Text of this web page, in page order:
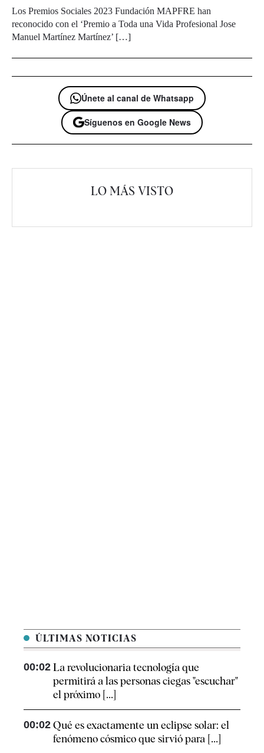
Los Premios Sociales 2023 Fundación MAPFRE han
reconocido con el ‘Premio a Toda una Vida Profesional Jose
Manuel Martínez Martínez’ […]
Únete al canal de Whatsapp
Síguenos en Google News
LO MÁS VISTO
ÚLTIMAS NOTICIAS
00:02 La revolucionaria tecnología que
permitirá a las personas ciegas "escuchar"
el próximo [...]
00:02 Qué es exactamente un eclipse solar: el
fenómeno cósmico que sirvió para [...]